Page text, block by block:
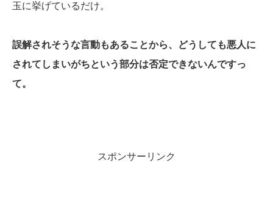
玉に挙げているだけ。
誤解されそうな言動もあることから、どうしても悪人に
されてしまいがちという部分は否定できないんですっ
て。
スポンサーリンク